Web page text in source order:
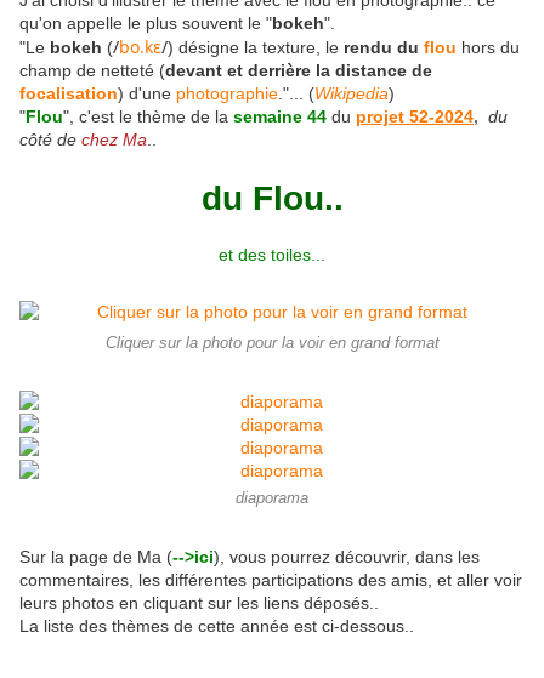
qu'on appelle le plus souvent le "bokeh".
"Le bokeh (/bo.kɛ/) désigne la texture, le rendu du flou hors du
champ de netteté (devant et derrière la distance de
focalisation) d'une photographie ."... (Wikipedia)
"Flou", c'est le thème de la semaine 44 du projet 52-2024, du
côté de chez Ma
du Flou..
et des toiles...
Cliquer sur la photo pour la voir en grand format
diaporama
Sur la page de Ma (-->ici), vous pourrez découvrir, dans les
commentaires, les différentes participations des amis, et aller voir
leurs photos en cliquant sur les liens déposés..
La liste des thèmes de cette année est ci-dessous..